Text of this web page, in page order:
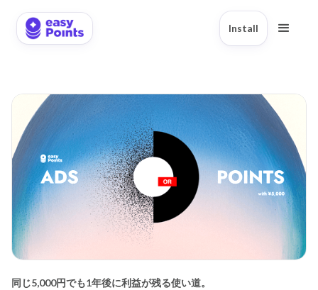
Install
同じ5,000円でも1年後に利益が残る使い道。